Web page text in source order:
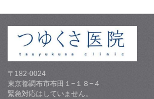
〒182-0024
東京都調布市布田１−１８−４
緊急対応はしていません。